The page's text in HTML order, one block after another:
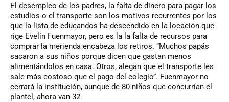
El desempleo de los padres, la falta de dinero para pagar los
estudios o el transporte son los motivos recurrentes por los
que la lista de educandos ha descendido en la locación que
rige Evelin Fuenmayor, pero es la la falta de recursos para
comprar la merienda encabeza los retiros. “Muchos papás
sacaron a sus niños porque dicen que gastan menos
alimentándolos en casa. Otros, alegan que el transporte les
sale más costoso que el pago del colegio”. Fuenmayor no
cerrará la institución, aunque de 80 niños que concurrían el
plantel, ahora van 32.